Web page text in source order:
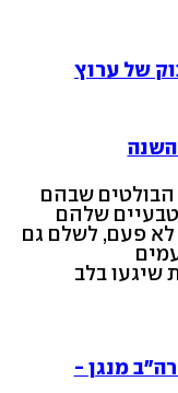
של ערוץ
הבולטים שבהם
שלהם
לא פעם, לשלם גם
שיגעו בלב
מנגן -